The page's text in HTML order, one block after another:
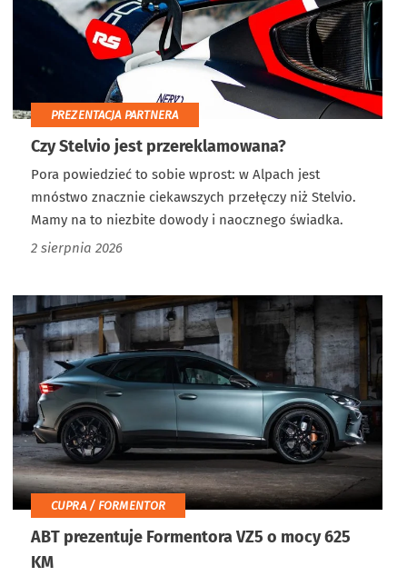
PREZENTACJA PARTNERA
Czy Stelvio jest przereklamowana?
Pora powiedzieć to sobie wprost: w Alpach jest
mnóstwo znacznie ciekawszych przełęczy niż Stelvio.
Mamy na to niezbite dowody i naocznego świadka.
2 sierpnia 2026
CUPRA / FORMENTOR
ABT prezentuje Formentora VZ5 o mocy 625
KM